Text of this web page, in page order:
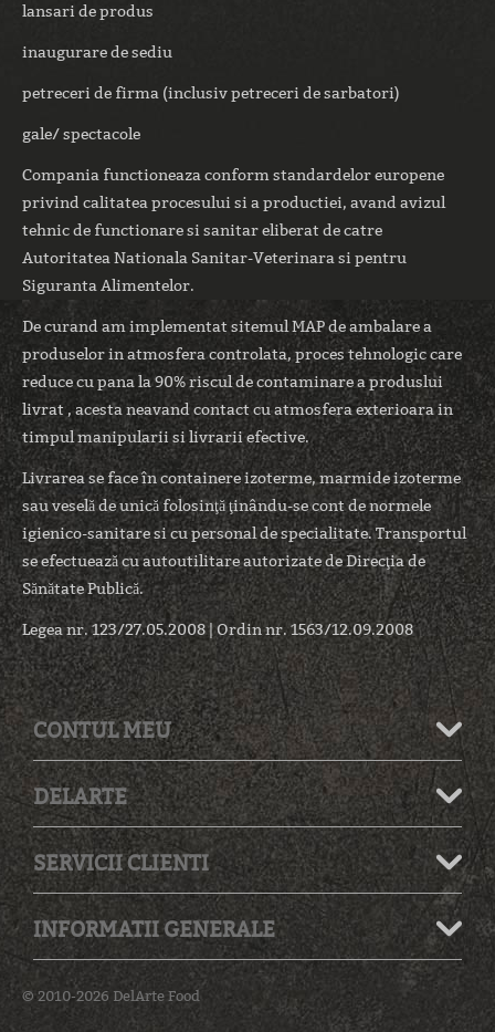
lansari de produs
inaugurare de sediu
petreceri de firma (inclusiv petreceri de sarbatori)
gale/ spectacole
Compania functioneaza conform standardelor europene
privind calitatea procesului si a productiei, avand avizul
tehnic de functionare si sanitar eliberat de catre
Autoritatea Nationala Sanitar-Veterinara si pentru
Siguranta Alimentelor.
De curand am implementat sitemul MAP de ambalare a
produselor in atmosfera controlata, proces tehnologic care
reduce cu pana la 90% riscul de contaminare a produslui
livrat , acesta neavand contact cu atmosfera exterioara in
timpul manipularii si livrarii efective.
Livrarea se face în containere izoterme, marmide izoterme
sau veselă de unică folosinţă ţinându-se cont de normele
igienico-sanitare si cu personal de specialitate. Transportul
se efectuează cu autoutilitare autorizate de Direcţia de
Sănătate Publică.
Legea nr. 123/27.05.2008 | Ordin nr. 1563/12.09.2008
CONTUL MEU
DELARTE
SERVICII CLIENTI
INFORMATII GENERALE
© 2010-2026 DelArte Food